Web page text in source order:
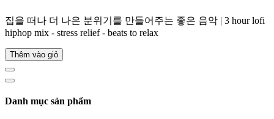
집을 떠나 더 나은 분위기를 만들어주는 좋은 음악 | 3 hour lofi
hiphop mix - stress relief - beats to relax
Thêm vào giỏ
Danh mục sản phẩm